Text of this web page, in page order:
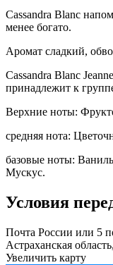
Cassandra Blanc
менее богато.
Аромат сладкий,
Cassandra Blanc
принадлежит к
Верхние ноты:
средняя нота:
базовые ноты:
Мускус.
Условия
Почта России или 5
Астраханская
Увеличить карту